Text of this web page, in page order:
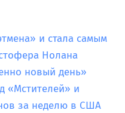
и стала самым
Нолана
новый день»
«Мстителей» и
за неделю в США